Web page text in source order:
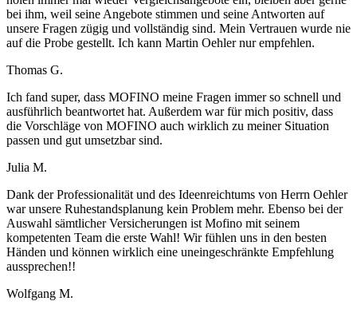
bei ihm, weil seine Angebote stimmen und seine Antworten auf
unsere Fragen zügig und vollständig sind. Mein Vertrauen wurde nie
auf die Probe gestellt. Ich kann Martin Oehler nur empfehlen.
Thomas G.
Ich fand super, dass MOFINO meine Fragen immer so schnell und
ausführlich beantwortet hat. Außerdem war für mich positiv, dass
die Vorschläge von MOFINO auch wirklich zu meiner Situation
passen und gut umsetzbar sind.
Julia M.
Dank der Professionalität und des Ideenreichtums von Herrn Oehler
war unsere Ruhestandsplanung kein Problem mehr. Ebenso bei der
Auswahl sämtlicher Versicherungen ist Mofino mit seinem
kompetenten Team die erste Wahl! Wir fühlen uns in den besten
Händen und können wirklich eine uneingeschränkte Empfehlung
aussprechen!!
Wolfgang M.